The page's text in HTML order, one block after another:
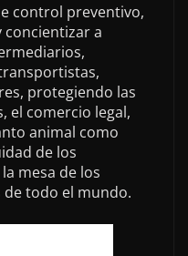
control preventivo,
concientizar a
protegiendo las
el comercio legal,
animal como
de los
mesa de los
todo el mundo.